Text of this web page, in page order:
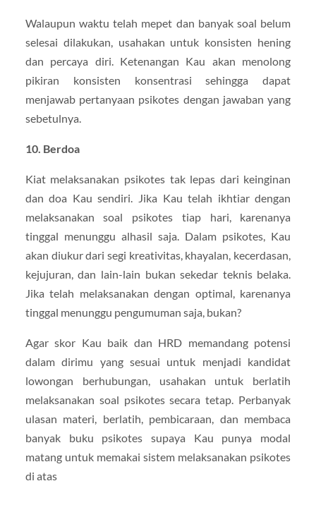
Walaupun waktu telah mepet dan banyak soal belum
selesai dilakukan, usahakan untuk konsisten hening
dan percaya diri. Ketenangan Kau akan menolong
pikiran konsisten konsentrasi sehingga dapat
menjawab pertanyaan psikotes dengan jawaban yang
sebetulnya.
10. Berdoa
Kiat melaksanakan psikotes tak lepas dari keinginan
dan doa Kau sendiri. Jika Kau telah ikhtiar dengan
melaksanakan soal psikotes tiap hari, karenanya
tinggal menunggu alhasil saja. Dalam psikotes, Kau
akan diukur dari segi kreativitas, khayalan, kecerdasan,
kejujuran, dan lain-lain bukan sekedar teknis belaka.
Jika telah melaksanakan dengan optimal, karenanya
tinggal menunggu pengumuman saja, bukan?
Agar skor Kau baik dan HRD memandang potensi
dalam dirimu yang sesuai untuk menjadi kandidat
lowongan berhubungan, usahakan untuk berlatih
melaksanakan soal psikotes secara tetap. Perbanyak
ulasan materi, berlatih, pembicaraan, dan membaca
banyak buku psikotes supaya Kau punya modal
matang untuk memakai sistem melaksanakan psikotes
di atas